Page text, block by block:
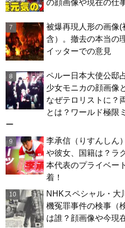
の顔画像や現在の仕
被爆再現人形の画像(
含）。撤去の本当の
イッターでの意見
ペルー日本大使公邸
少女モニカの顔画像
なぜテロリストに？
とは？ワールド極限
ー
李承信（りすんしん
や彼女、国籍は？ラ
本代表のプライベー
着！
NHKスペシャル・大
機冤罪事件の検事（
は誰？顔画像や今現